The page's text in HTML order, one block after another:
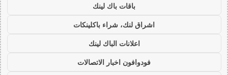
باقات باك لينك
اشراق لنك، شراء باكلينكات
اعلانات الباك لينك
فودوافون اخبار الاتصالات